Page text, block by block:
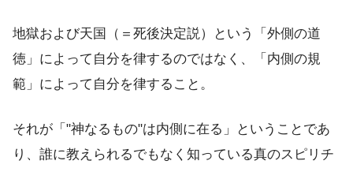
地獄および天国（＝死後決定説）という「外側の道
徳」によって自分を律するのではなく、「内側の規
範」によって自分を律すること。
それが「"神なるもの"は内側に在る」ということであ
り、誰に教えられるでもなく知っている真のスピリチ